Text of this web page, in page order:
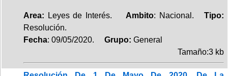
Area: Leyes de Interés. Ambito: Nacional.Tipo:
Resolución.
Fecha: 09/05/2020. Grupo: General
Tamaño:3 kb